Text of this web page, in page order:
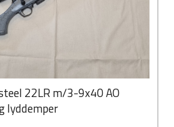
22LR m/3-9x40 AO
lyddemper